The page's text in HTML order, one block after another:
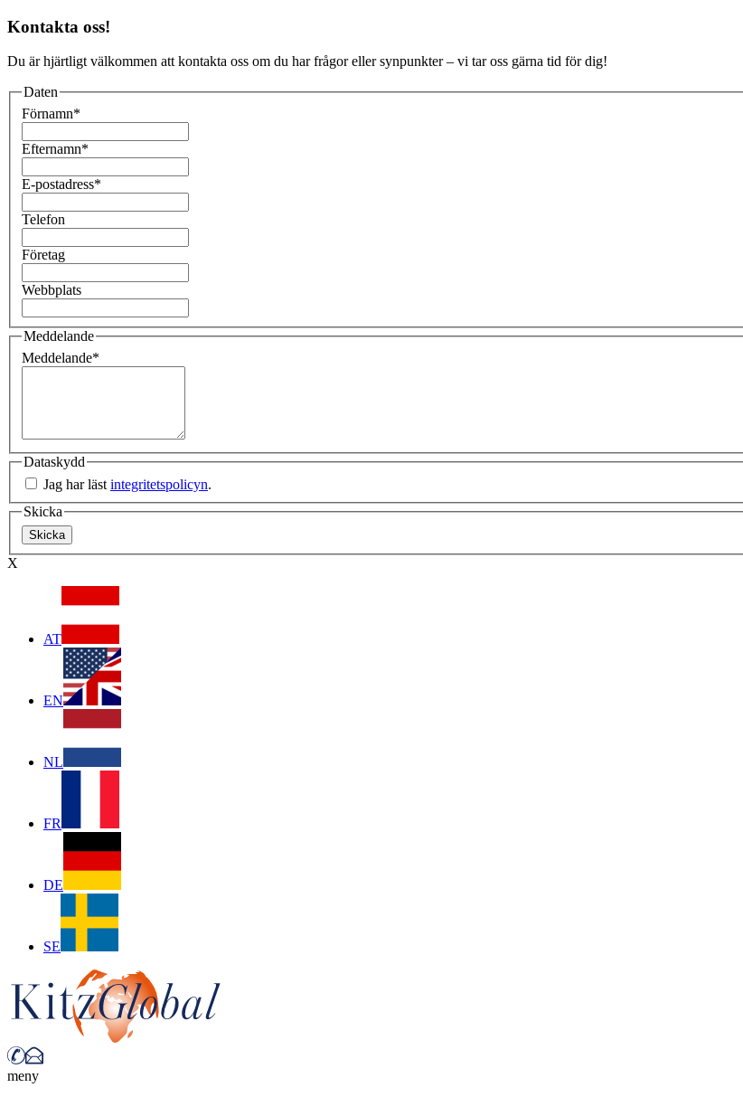
Kontakta oss!
Du är hjärtligt välkommen att kontakta oss om du har frågor eller synpunkter – vi tar oss gärna tid för dig!
Daten
Förnamn*
Efternamn*
E-postadress*
Telefon
Företag
Webbplats
Meddelande
Meddelande*
Dataskydd
Jag har läst integritetspolicyn.
Skicka
X
AT
EN
NL
FR
DE
SE
meny